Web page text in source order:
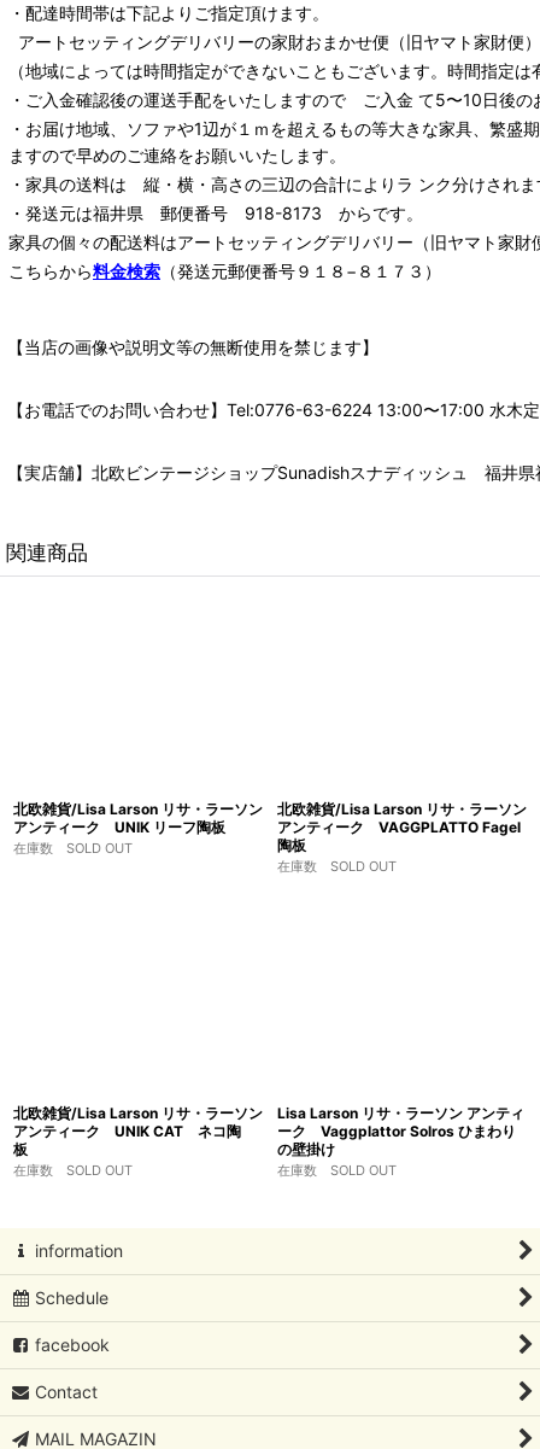
・配達時間帯は下記よりご指定頂けます。
アートセッティングデリバリーの家財おまかせ便 （旧ヤマト家財便
（地域によっては時間指定ができないこともございます。時間指定
・ご入金確認後の運送手配をいたしますので ご入金 て5〜10日後の
・お届け地域、ソファや1辺が１ｍを超えるもの等大きな家具、繁
ますので早めのご連絡をお願いいたします。
・家具の送料は 縦・横・高さの三辺の合計によりラ ンク分けされま
・発送元は福井県 郵便番号 918-8173 からです。
家具の個々の配送料はアートセッティングデリバリー （旧ヤマト家財
こちらから料金検索 （発送元郵便番号９１８−８１７３）
【当店の画像や説明文等の無断使用を禁じます】
【お電話でのお問い合わせ】Tel:0776-63-6224 13:00〜17:00 水木
【実店舗】北欧ビンテージショップSunadishスナディッシュ 福井
関連商品
北欧雑貨/Lisa Larson リサ・ラーソン
アンティーク UNIK リーフ陶板
在庫数 SOLD OUT
北欧雑貨/Lisa Larson リサ・ラーソン
アンティーク VAGGPLATTO Fagel
陶板
在庫数 SOLD OUT
北欧雑貨/Lisa Larson リサ・ラーソン
アンティーク UNIK CAT ネコ陶
板
在庫数 SOLD OUT
Lisa Larson リサ・ラーソン アンティ
ーク Vaggplattor Solros ひまわり
の壁掛け
在庫数 SOLD OUT
information
Schedule
facebook
Contact
MAIL MAGAZIN